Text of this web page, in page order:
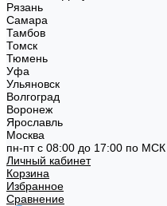
Рязань
Самара
Тамбов
Томск
Тюмень
Уфа
Ульяновск
Волгоград
Воронеж
Ярославль
Москва
пн-пт с 08:00 до 17:00 по МСК
Личный кабинет
Корзина
Избранное
Сравнение